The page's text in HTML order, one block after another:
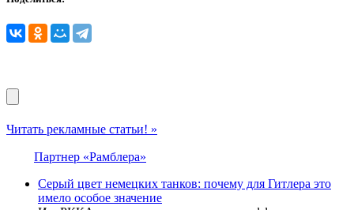
Читать рекламные статьи! »
Партнер «Рамблера»
Серый цвет немецких танков: почему для Гитлера это
имело особое значение